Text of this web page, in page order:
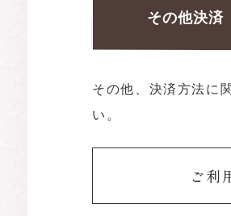
その他決済
その他、決済方法に
い。
ご利